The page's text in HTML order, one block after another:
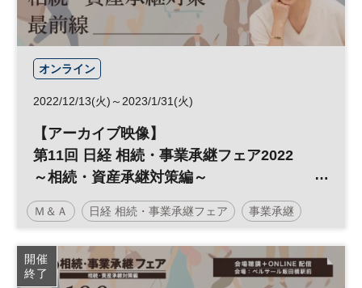
オンライン
2022/12/13(火)～2023/1/31(火)
【アーカイブ映像】
第11回 日経 相続・事業承継フェア2022
～相続・資産承継対策編～
人生100年時代を生きる富裕層のための相
続・資産承継対策 最前線
Ｍ＆Ａ 日経 相続・事業承継フェア 事業承継
終活 人生100年 相続対策 相続 資産承継
人生100年時代 参加無料
開催
終了